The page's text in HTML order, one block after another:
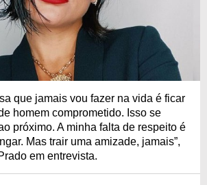
que jamais vou fazer na vida é ficar
homem comprometido. Isso se
próximo. A minha falta de respeito é
Mas trair uma amizade, jamais”,
em entrevista.